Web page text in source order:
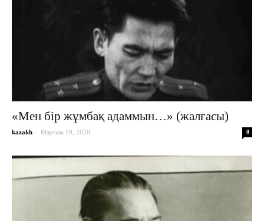
«Мен бір жұмбақ адаммын…» (жалғасы)
kazakh - Маусым 19, 2020 0